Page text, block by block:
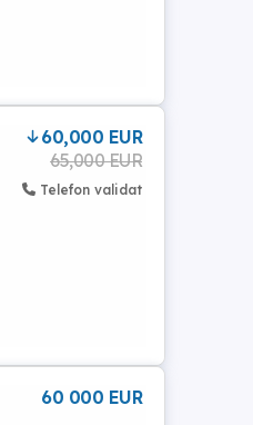
60,000 EUR
65,000 EUR
Telefon validat
60 000 EUR